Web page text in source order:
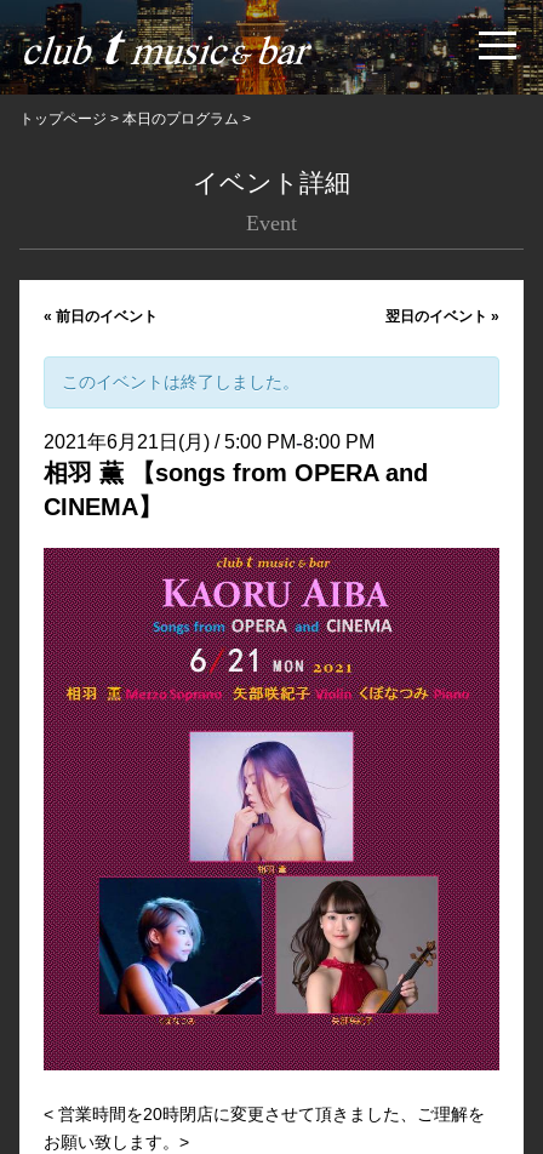
トップページ > 本日のプログラム >
イベント詳細
Event
« 前日のイベント 翌日のイベント»
このイベントは終了しました。
2021年6月21日(月) / 5:00 PM-8:00 PM
相羽 薫 【songs from OPERA and
CINEMA】
< 営業時間を20時閉店に変更させて頂きました、ご理解を
お願い致します。>